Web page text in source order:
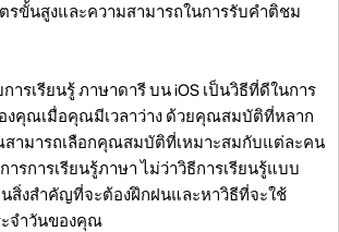
รขั้นสูงและความสามารถในการรับคำติชม
ารเรียนรู้ ภาษาดารี บน iOS เป็นวิธีที่ดีในการ
คุณเมื่อคุณมีเวลาว่าง ด้วยคุณสมบัติที่หลาก
ามารถเลือกคุณสมบัติที่เหมาะสมกับแต่ละคน
รการเรียนรู้ภาษา ไม่ว่าวิธีการเรียนรู้แบบ
สิ่งสำคัญที่จะต้องฝึกฝนและหาวิธีที่จะใช้
จำวันของคุณ